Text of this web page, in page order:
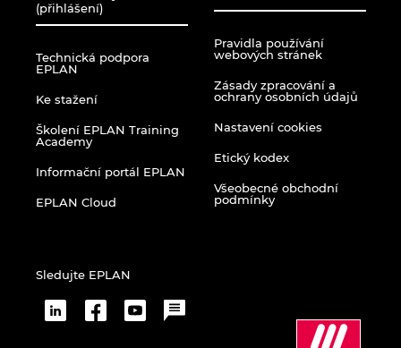
(přihlášení)
Technická podpora
EPLAN
Ke stažení
Školení EPLAN Training
Academy
Informační portál EPLAN
EPLAN Cloud
Pravidla používání
webových stránek
Zásady zpracování a
ochrany osobních údajů
Nastavení cookies
Etický kodex
Všeobecné obchodní
podmínky
Sledujte EPLAN
Ukrajina
USA
Velká Británie